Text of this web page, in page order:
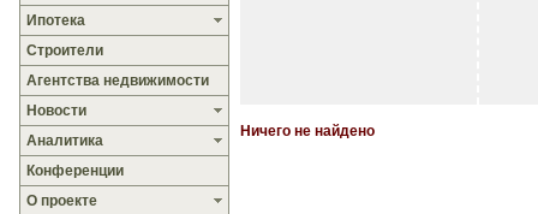
Ипотека
Строители
Агентства недвижимости
Новости
Аналитика
Конференции
О проекте
Ничего не найдено